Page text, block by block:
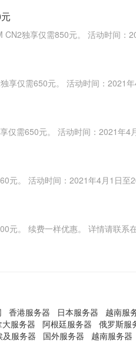
独享仅需850元。 活动时间：
享仅需650元。 活动时间：2021
仅需650元。 活动时间：2021年4
元。 活动时间：2021年4月1日至
元。 续费一样优惠。 详情请联系
香港服务器 日本服务器 越南服
大服务器 阿根廷服务器 俄罗斯服
及服务器 国外服务器 越南服务器